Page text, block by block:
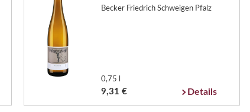
Becker Friedrich Schweigen Pfalz
0,75 l
9,31 € Details